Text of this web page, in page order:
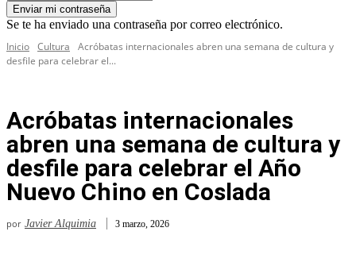
Se te ha enviado una contraseña por correo electrónico.
Inicio Cultura
Acróbatas internacionales abren una semana de cultura y
desfile para celebrar el...
Acróbatas internacionales
abren una semana de cultura y
desfile para celebrar el Año
Nuevo Chino en Coslada
por Javier Alquimia 3 marzo, 2026